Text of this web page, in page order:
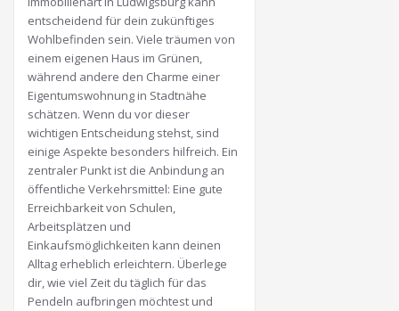
entscheidend für dein zukünftiges
Wohlbefinden sein. Viele träumen von
einem eigenen Haus im Grünen,
während andere den Charme einer
Eigentumswohnung in Stadtnähe
schätzen. Wenn du vor dieser
wichtigen Entscheidung stehst, sind
einige Aspekte besonders hilfreich. Ein
zentraler Punkt ist die Anbindung an
öffentliche Verkehrsmittel: Eine gute
Erreichbarkeit von Schulen,
Arbeitsplätzen und
Einkaufsmöglichkeiten kann deinen
Alltag erheblich erleichtern. Überlege
dir, wie viel Zeit du täglich für das
Pendeln aufbringen möchtest und